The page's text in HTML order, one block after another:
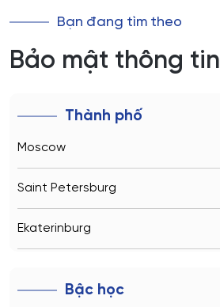
Bạn đang tìm theo
Bảo mật thông tin
Thành phố
Moscow
Saint Petersburg
Ekaterinburg
Bậc học